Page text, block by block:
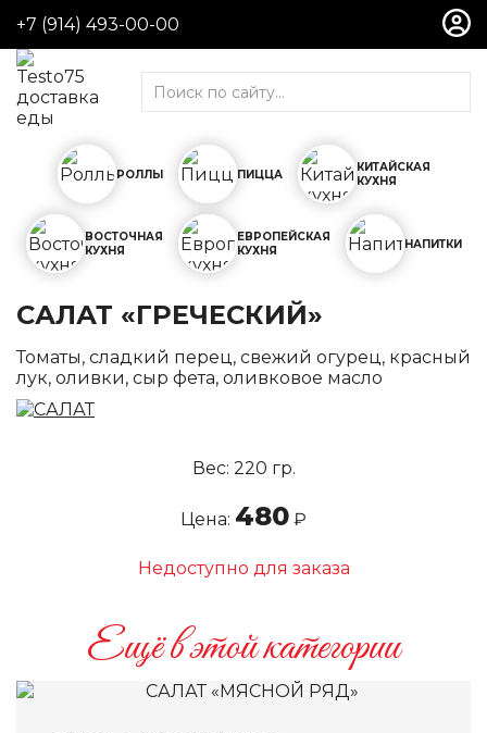
+7 (914) 493-00-00
Роллы
Холодные роллы
Поке
Сеты
Пицца
Пицца на тонком тесте
Cheezze Pizza
Китайская кухня
Салаты
Первые блюда
Горячие блюда
Блюда на огне
РОЛЛЫ ПИЦЦА
КИТАЙСКАЯ
КУХНЯ
ВОСТОЧНАЯ
КУХНЯ
ЕВРОПЕЙСКАЯ
КУХНЯ
НАПИТКИ
САЛАТ «ГРЕЧЕСКИЙ»
Томаты, сладкий перец, свежий огурец, красный
лук, оливки, сыр фета, оливковое масло
Вес: 220 гр.
Цена: 480 ₽
Недоступно для заказа
Ещё в этой категории